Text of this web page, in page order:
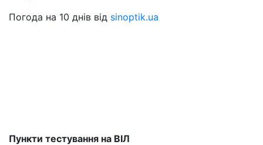
Погода на 10 днів від sinoptik.ua
Пункти тестування на ВІЛ